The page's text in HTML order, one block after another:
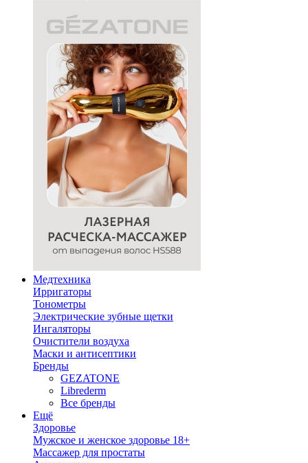
Медтехника
Ирригаторы
Тонометры
Электрические зубные щетки
Ингаляторы
Очистители воздуха
Маски и антисептики
Бренды
GEZATONE
Librederm
Все бренды
Ещё
Здоровье
Мужское и женское здоровье 18+
Массажер для простаты